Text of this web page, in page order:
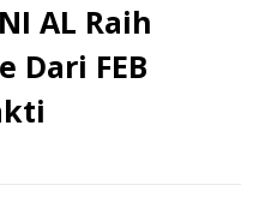
AL Raih
Dari FEB